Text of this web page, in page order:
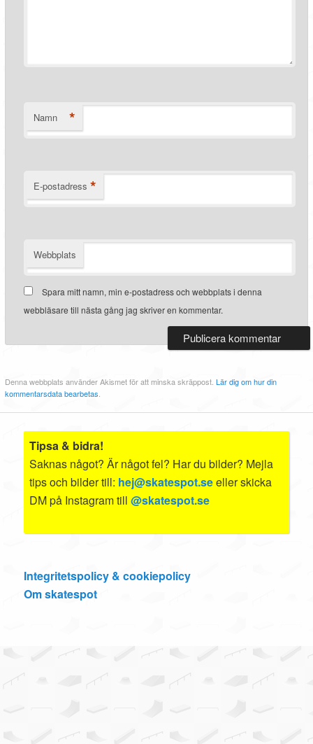
Namn *
E-postadress *
Webbplats
Spara mitt namn, min e-postadress och webbplats i denna
webbläsare till nästa gång jag skriver en kommentar.
Denna webbplats använder Akismet för att minska skräppost.Lär dig om hur din
kommentarsdata bearbetas.
Tipsa & bidra!
Saknas något? Är något fel? Har du bilder? Mejla
tips och bilder till: hej@skatespot.seeller skicka
DM på Instagram till@skatespot.se
Integritetspolicy & cookiepolicy
Om skatespot